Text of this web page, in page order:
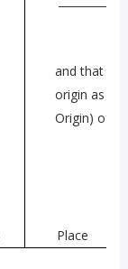
and that
origin as
Origin) of
Place